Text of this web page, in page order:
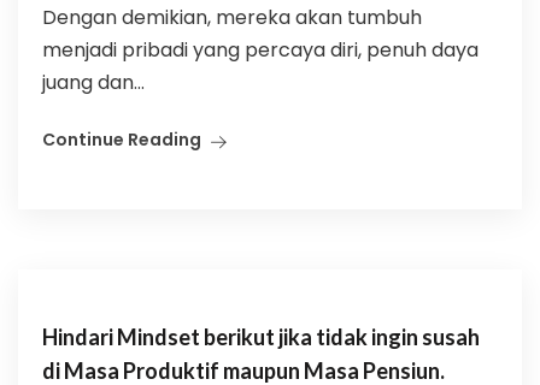
Dengan demikian, mereka akan tumbuh
menjadi pribadi yang percaya diri, penuh daya
juang dan...
Continue Reading
Hindari Mindset berikut jika tidak ingin susah
di Masa Produktif maupun Masa Pensiun.